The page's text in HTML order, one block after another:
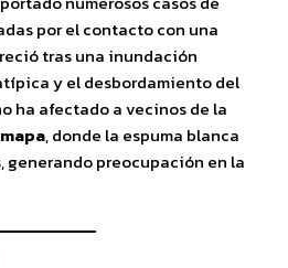
por el contacto con una
tras una inundación
y el desbordamiento del
ha afectado a vecinos de la
, donde la espuma blanca
generando preocupación en la